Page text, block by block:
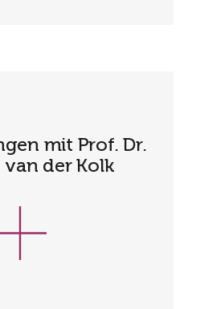
mit Prof. Dr.
van der Kolk